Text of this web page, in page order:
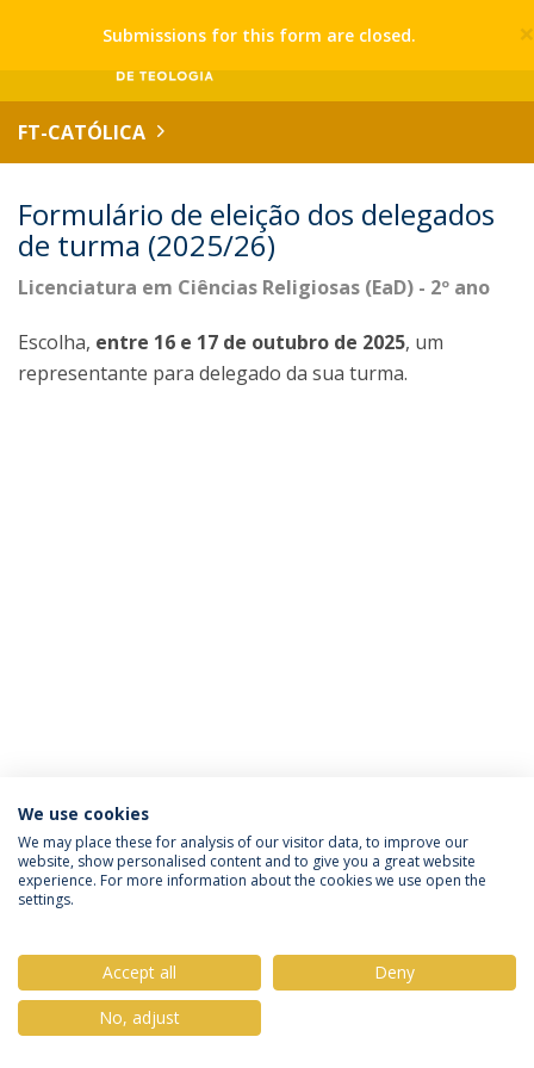
×
Submissions for this form are closed.
FT-CATÓLICA
Formulário de eleição dos delegados
de turma (2025/26)
Licenciatura em Ciências Religiosas (EaD) - 2º ano
Escolha, entre 16 e 17 de outubro de 2025, um
representante para delegado da sua turma.
Política de Privacidade
Termos & Condições
Direitos do Titular dos Dados
© 2026 Universidade Católica Portuguesa
We use cookies
We may place these for analysis of our visitor data, to improve our
website, show personalised content and to give you a great website
experience. For more information about the cookies we use open the
settings.
Accept all
Deny
No, adjust